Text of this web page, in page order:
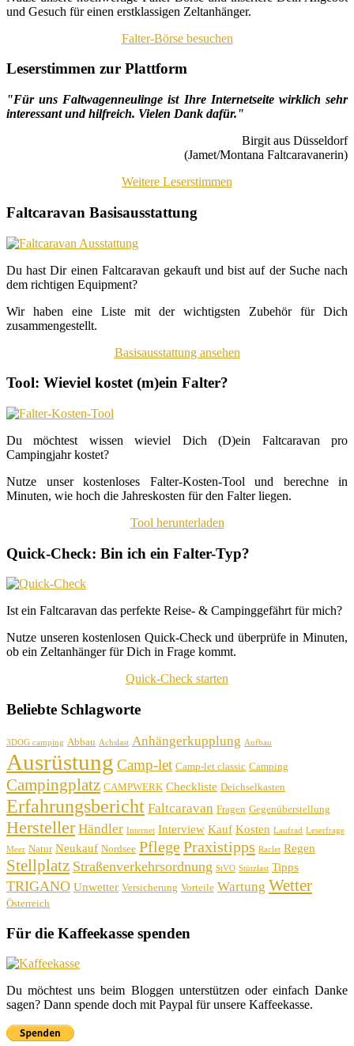
und Gesuch für einen erstklassigen Zeltanhänger.
Falter-Börse besuchen
Leserstimmen zur Plattform
"Für uns Faltwagenneulinge ist Ihre Internetseite wirklich sehr
interessant und hilfreich. Vielen Dank dafür."
Birgit aus Düsseldorf
(Jamet/Montana Faltcaravanerin)
Weitere Leserstimmen
Faltcaravan Basisausstattung
Du hast Dir einen Faltcaravan gekauft und bist auf der Suche nach
dem richtigen Equipment?
Wir haben eine Liste mit der wichtigsten Zubehör für Dich
zusammengestellt.
Basisausstattung ansehen
Tool: Wieviel kostet (m)ein Falter?
Du möchtest wissen wieviel Dich (D)ein Faltcaravan pro
Campingjahr kostet?
Nutze unser kostenloses Falter-Kosten-Tool und berechne in
Minuten, wie hoch die Jahreskosten für den Falter liegen.
Tool herunterladen
Quick-Check: Bin ich ein Falter-Typ?
Ist ein Faltcaravan das perfekte Reise- & Campinggefährt für mich?
Nutze unseren kostenlosen Quick-Check und überprüfe in Minuten,
ob ein Zeltanhänger für Dich in Frage kommt.
Quick-Check starten
Beliebte Schlagworte
3DOG camping Abbau Achslast Anhängerkupplung Aufbau
Ausrüstung Camp-let Camp-let classic Camping
Campingplatz CAMPWERK Checkliste Deichselkasten
Erfahrungsbericht Faltcaravan Fragen Gegenüberstellung
Hersteller Händler Internet Interview Kauf Kosten Laufrad Leserfrage
Meer Natur Neukauf Nordsee PflegePraxistipps Raclet Regen
Stellplatz Straßenverkehrsordnung StVO Stützlast Tipps
TRIGANO Unwetter Versicherung Vorteile Wartung Wetter
Österreich
Für die Kaffeekasse spenden
Du möchtest uns beim Bloggen unterstützen oder einfach Danke
sagen? Dann spende doch mit Paypal für unsere Kaffeekasse.